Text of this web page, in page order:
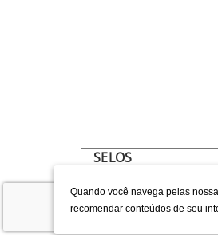
Quando você navega pelas
recomendar conteúdos de seu
SELOS